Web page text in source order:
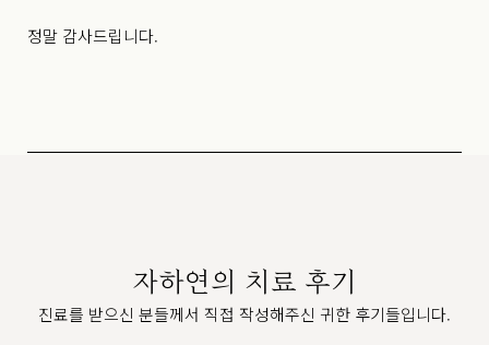
정말 감사드립니다.
자하연의 치료 후기
진료를 받으신 분들께서 직접 작성해주신 귀한 후기들입니다.